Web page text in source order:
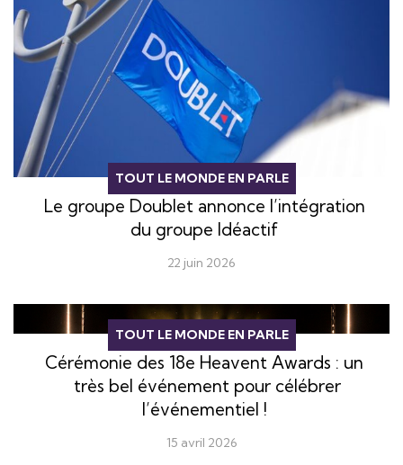
TOUT LE MONDE EN PARLE
Le groupe Doublet annonce l’intégration
du groupe Idéactif
22 juin 2026
TOUT LE MONDE EN PARLE
Cérémonie des 18e Heavent Awards : un
très bel événement pour célébrer
l’événementiel !
15 avril 2026